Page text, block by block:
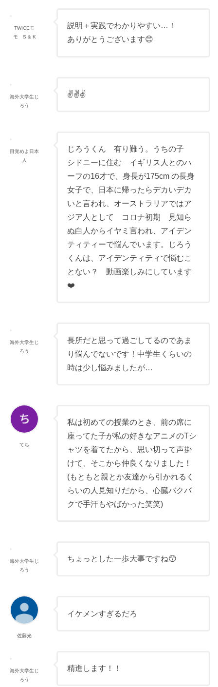
TWICEモ
モ S & K
説明＋実践でわかりやすい…！
ありがとうございます😊
海外大学生じ
ろう
✌️✌️✌️
目覚めよ日本
人
じろうくん 有り難う。うちの子
シドニーに住む イギリス人とのハ
ーフの16才で、身長が175cm の長身
女子で、日本に帰ったらデカいデカ
いと言われ、オーストラリアではア
ジア人として コロナ初期 見知ら
ぬ白人からイヤミ言われ、アイデン
ティティーで悩んでいます。じろう
くんは、アイデンティティで悩むこ
とない？ 動画楽しみにしています
❤️
海外大学生じ
ろう
長所だと思って過ごしてるのであま
り悩んでないです！中学生くらいの
時は少し悩みましたが…
てち
私は初めての授業のとき、前の席に
座ってた子が私の好きなアニメのTシ
ャツを着てたから、思い切って声掛
けて、そこから仲良くなりました！
(もともと親とか友達から引かれるく
らいの人見知りだから、心臓バクバ
クで手汗もやばかった笑笑)
海外大学生じ
ろう
ちょっとした一歩大事ですね😙
佐藤光
イケメンすぎるだろ
海外大学生じ
ろう
精進します！！